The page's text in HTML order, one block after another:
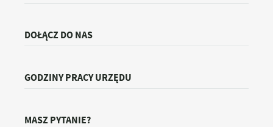
DOŁĄCZ DO NAS
GODZINY PRACY URZĘDU
MASZ PYTANIE?